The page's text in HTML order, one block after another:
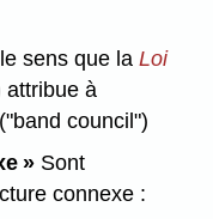
sens que laLoi
attribue à
council")
» Sont
connexe :